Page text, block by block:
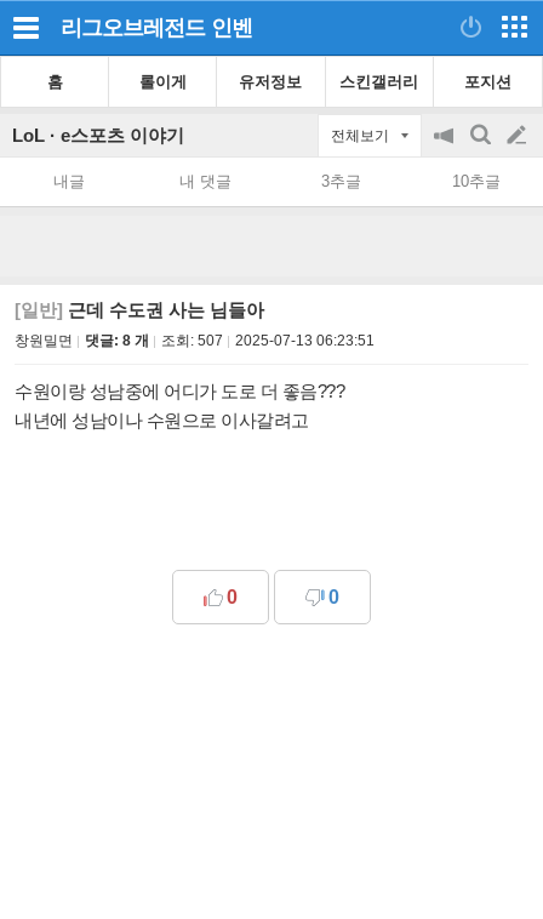
리그오브레전드 인벤
홈 롤이게 유저정보 스킨갤러리 포지션
LoL · e스포츠 이야기 전체보기
공
지
on/off
검
색
글
쓰
내글 내 댓글 3추글 10추글
[일반] 근데 수도권 사는 님들아
창원밀면 댓글: 8 개 조회: 507 2025-07-13 06:23:51
수원이랑 성남중에 어디가 도로 더 좋음???
내년에 성남이나 수원으로 이사갈려고
0 0